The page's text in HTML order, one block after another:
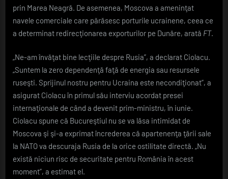
prin Marea Neagră. De asemenea, Moscova a ameninţat
navele comerciale care părăsesc porturile ucrainene, ceea ce
a determinat redirecţionarea exporturilor pe Dunăre, arată FT.
„Ne-am învăţat bine lecţiile despre Rusia”, a declarat Ciolacu.
„Suntem la zero dependenţă faţă de energia sau resursele
ruseşti. Sprijinul nostru pentru Ucraina este necondiţionat”, a
asigurat Ciolacu în primul său interviu acordat presei
internaţionale de când a devenit prim-ministru, în iunie.
Ciolacu spune că Bucureştiul nu se va lăsa intimidat de
Moscova şi şi-a exprimat încrederea că apartenenţa ţării sale
la NATO va descuraja Rusia de la orice ostilitate directă. „Nu
există niciun risc de securitate pentru România în acest
moment”, a estimat el.